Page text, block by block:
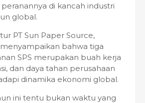
di kancah industri
global.
PT Sun Paper Source,
menyampaikan bahwa tiga
SPS merupakan buah kerja
dan daya tahan perusahaan
dinamika ekonomi global.
ini tentu bukan waktu yang